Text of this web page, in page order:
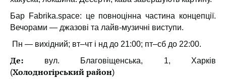
Бар Fabrika.space: це повноцінна частина концепції.
Вечорами — джазові та лайв-музичні виступи.
Пн — вихідний; вт–чт і нд до 21:00; пт–сб до 22:00.
Де: вул. Благовіщенська, 1, Харків
(Холодногірський район)